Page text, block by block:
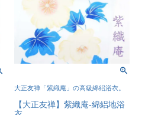
大正友禅「紫織庵」の高級綿絽浴衣。
【大正友禅】紫織庵-綿絽地浴